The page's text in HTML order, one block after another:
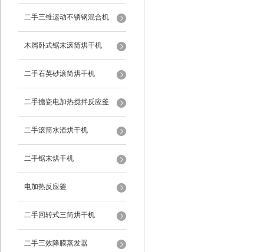
二手三维运动不锈钢混合机
木屑卧式锯末滚筒烘干机
二手石英砂滚筒烘干机
二手搪瓷电加热搅拌反应釜
二手滚筒水渣烘干机
二手锯末烘干机
电加热反应釜
二手回转式三筒烘干机
二手三效降膜蒸发器